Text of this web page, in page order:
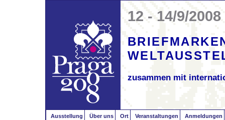
12 - 14/9/2008
zusammen mit
Ausstellung Über uns Ort Veranstaltungen Anmeldungen